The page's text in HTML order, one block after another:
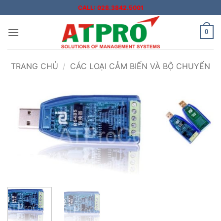
qua
nội
CALL: 028.3842.5001
0
TRANG CHỦ / CÁC LOẠI CẢM BIẾN VÀ BỘ CHUYỂN